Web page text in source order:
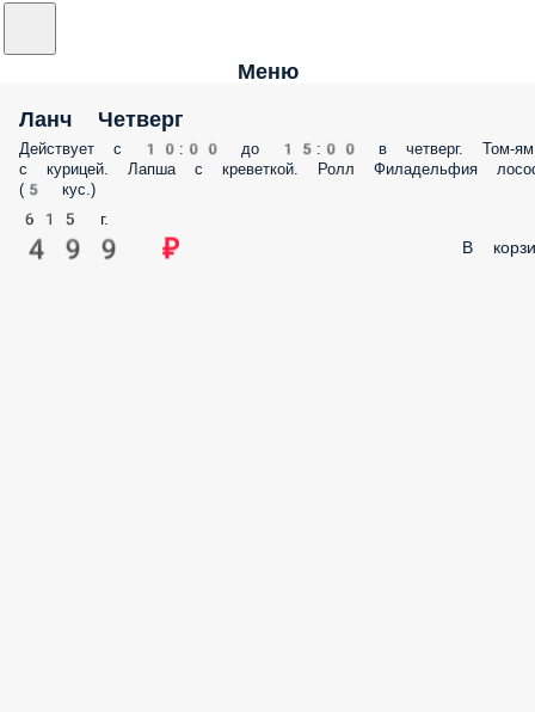
Меню
Ланч Четверг
Действует с 10:00 до 15:00 в четверг. Том-ям
с курицей. Лапша с креветкой. Ролл Филадельфия
(5 кус.)
615 г.
499 ₽ В